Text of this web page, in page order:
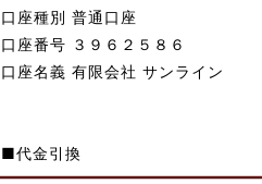
口座種別 普通口座
口座番号 ３９６２５８６
口座名義 有限会社 サンライン
■代金引換